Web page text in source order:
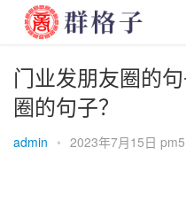
门业发朋友圈的
圈的句子？
admin • 2023年7月15日